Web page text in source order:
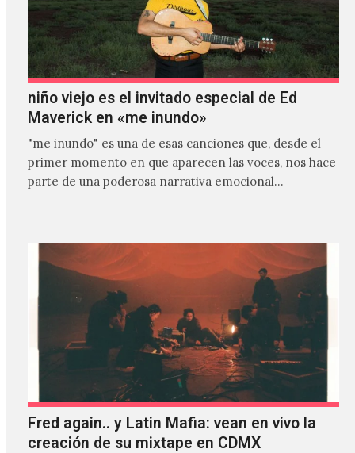
niño viejo es el invitado especial de Ed
Maverick en «me inundo»
"me inundo" es una de esas canciones que, desde el
primer momento en que aparecen las voces, nos hace
parte de una poderosa narrativa emocional…
Fred again.. y Latin Mafia: vean en vivo la
creación de su mixtape en CDMX